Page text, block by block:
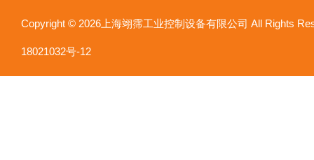
Copyright © 2026上海翊霈工业控制设备有限公司 All Rights
18021032号-12